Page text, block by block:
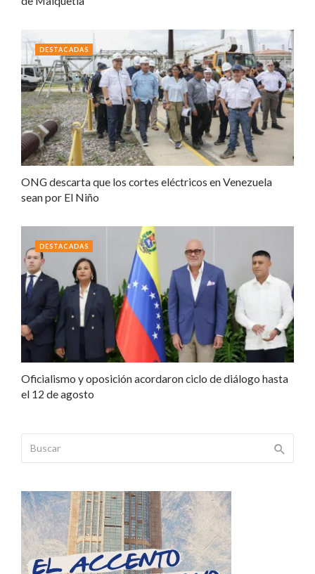
ONG descarta que los cortes eléctricos en Venezuela
sean por El Niño
DESTACADAS
Oficialismo y oposición acordaron ciclo de diálogo hasta
el 12 de agosto
DESTACADAS